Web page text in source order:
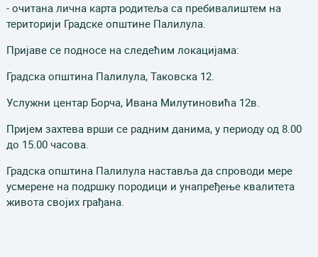
- очитана лична карта родитеља са пребивалиштем на
територији Градске општине Палилула.
Пријаве се подносе на следећим локацијама:
Градска општина Палилула, Таковска 12.
Услужни центар Борча, Ивана Милутиновића 12в.
Пријем захтева врши се радним данима, у периоду од 8.00
до 15.00 часова.
Градска општина Палилула наставља да спроводи мере
усмерене на подршку породици и унапређење квалитета
живота својих грађана.